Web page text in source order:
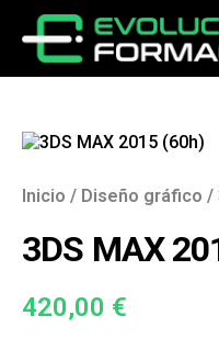
Inicio
Preguntas y
Noticias
Contacto
Inicio / Diseño gráfico /
3DS MAX
420,00 €